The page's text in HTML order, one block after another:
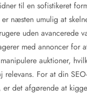
til en sofistikeret
næsten umulig at
uden avancerede
med annoncer for
auktioner,
For at din
er det afgørende at